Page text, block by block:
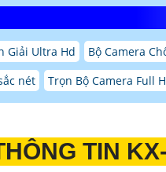
Giải Ultra Hd
Bộ Camera
nét
Trọn Bộ Camera Full
TIN